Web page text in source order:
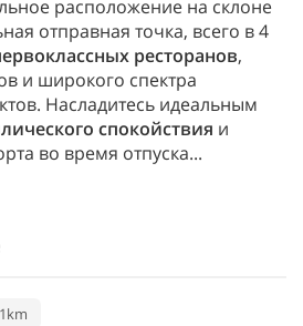
расположение на склоне
отправная точка, всего в 4
ресторанов,
и широкого спектра
Насладитесь идеальным
спокойствия и
во время отпуска...